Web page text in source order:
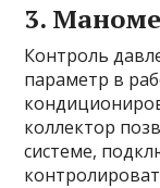
3.
Контроль
параметр в
коллектор
системе,